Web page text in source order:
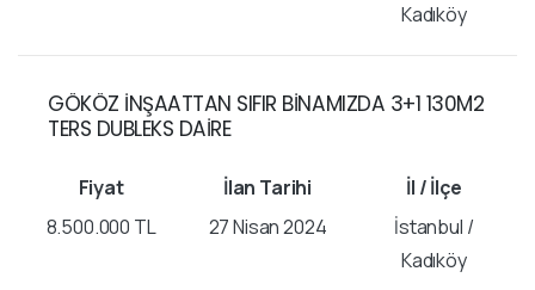
Kadıköy
GÖKÖZ İNŞAATTAN SIFIR BİNAMIZDA 3+1 130M2
TERS DUBLEKS DAİRE
8.500.000 TL 27 Nisan 2024
İstanbul /
Kadıköy